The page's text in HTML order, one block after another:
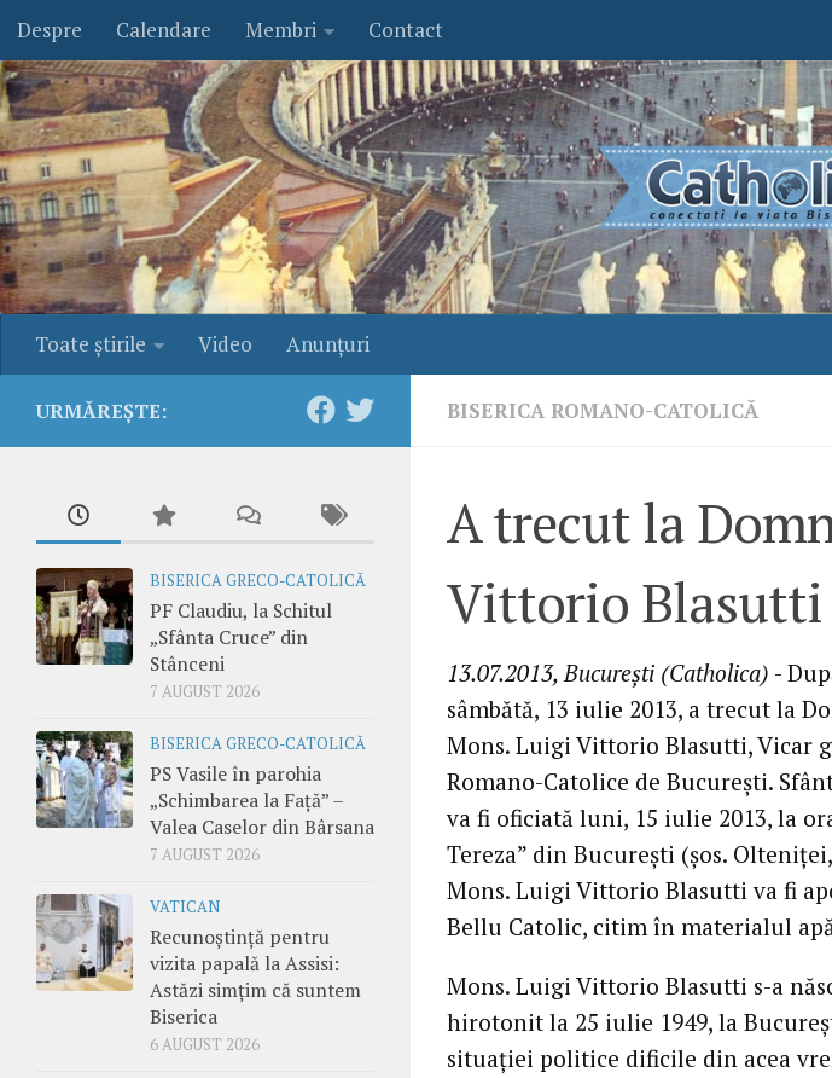
Skip to content
Despre Calendare Membri Contact
Toate ştirile Video Anunţuri
BISERICA ROMANO-CATOLICĂ
A trecut la
Vittorio Blasutti
13.07.2013, Bucureşti (Catholica) -
sâmbătă, 13 iulie 2013, a trecut la
Mons. Luigi Vittorio Blasutti, Vicar
Romano-Catolice de Bucureşti.
va fi oficiată luni, 15 iulie 2013, la
Tereza” din Bucureşti (şos.
Mons. Luigi Vittorio Blasutti va fi
Bellu Catolic, citim în materialul
Mons. Luigi Vittorio Blasutti s-a
hirotonit la 25 iulie 1949, la
situaţiei politice dificile din acea
URMĂREȘTE:
BISERICA GRECO-CATOLICĂ
PF Claudiu, la Schitul
„Sfânta Cruce” din
Stânceni
7 AUGUST 2026
BISERICA GRECO-CATOLICĂ
PS Vasile în parohia
„Schimbarea la Față” –
Valea Caselor din Bârsana
7 AUGUST 2026
VATICAN
Recunoștință pentru
vizita papală la Assisi:
Astăzi simțim că suntem
Biserica
6 AUGUST 2026